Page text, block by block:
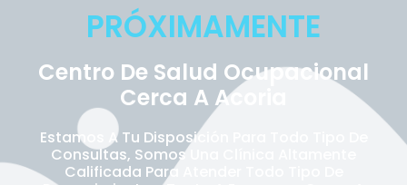
PRÓXIMAMENTE
Centro De Salud Ocupacional
Cerca A Acoria
Estamos A Tu Disposición Para Todo Tipo De
Consultas, Somos Una Clínica Altamente
Calificada Para Atender Todo Tipo De